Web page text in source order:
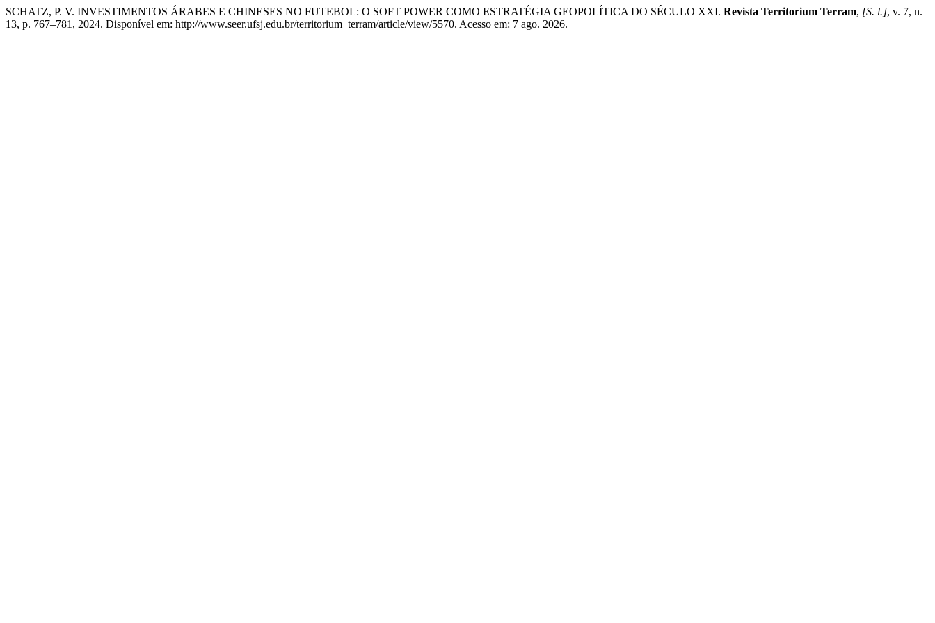
SCHATZ, P. V. INVESTIMENTOS ÁRABES E CHINESES NO FUTEBOL: O SOFT POWER COMO ESTRATÉGIA GEOPOLÍTICA DO SÉCULO XXI. Revista Territorium Terram, [S. l.], v. 7, n.
13, p. 767–781, 2024. Disponível em: http://www.seer.ufsj.edu.br/territorium_terram/article/view/5570. Acesso em: 7 ago. 2026.